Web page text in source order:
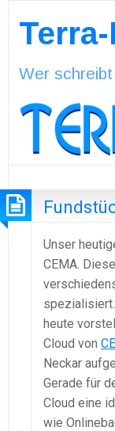
Wer
Unser
CEMA.
heute
Cloud von
Neckar
Gerade für
Cloud eine
wie